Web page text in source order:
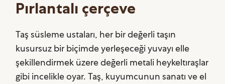
Pırlantalı çerçeve
Taş süsleme ustaları, her bir değerli taşın
kusursuz bir biçimde yerleşeceği yuvayı elle
şekillendirmek üzere değerli metali heykeltıraşlar
gibi incelikle oyar. Taş, kuyumcunun sanatı ve el